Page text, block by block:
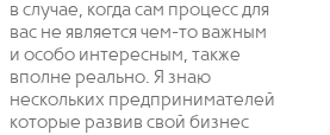
в случае, когда сам процесс для
вас не является чем-то важным
и особо интересным, также
вполне реально. Я знаю
нескольких предпринимателей
которые развив свой бизнес